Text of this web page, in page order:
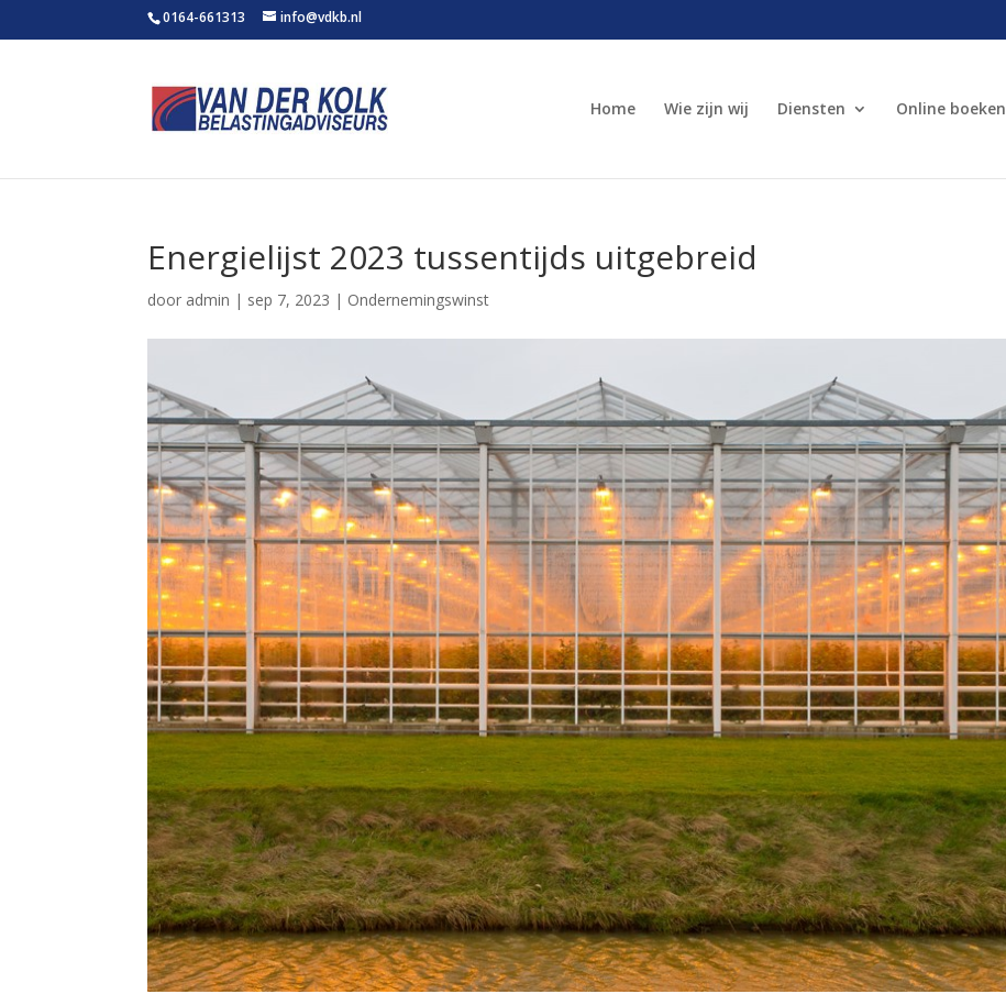
0164-661313 info@vdkb.nl
Home Wie zijn wij Diensten Online boeken
Energielijst 2023 tussentijds uitgebreid
door admin | sep 7, 2023 | Ondernemingswinst